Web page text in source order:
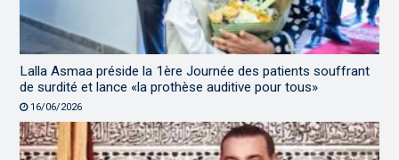
Lalla Asmaa préside la 1ère Journée des patients souffrant
de surdité et lance «la prothèse auditive pour tous»
16/06/2026